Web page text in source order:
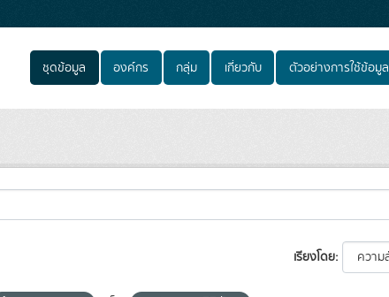
ชุดข้อมูล องค์กร กลุ่ม เกี่ยวกับ ตัวอย่างการใช้ข้อมูล
เรียงโดย